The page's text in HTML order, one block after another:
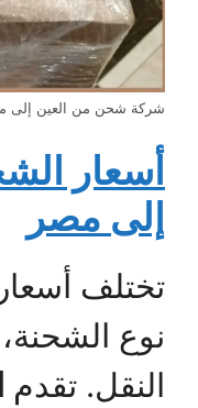
شركة شحن من العين إلى
أسعار
إلى مصر
تختلف
نوع
النقل. تقدم